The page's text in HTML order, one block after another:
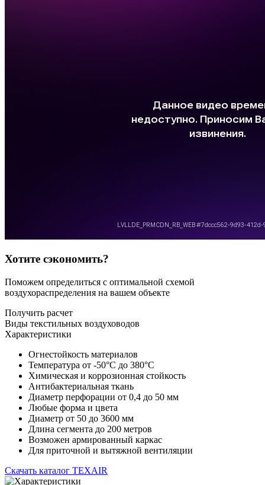
Хотите сэкономить?
Поможем определиться с оптимальной схемой
воздухораспределения на вашем объекте
Получить расчет
Виды текстильных воздуховодов
Характеристики
Огнестойкость материалов
Температура от -50°С до 380°С
Химическая и коррозионная стойкость
Антибактериальная ткань
Диаметр перфорации от 0,4 до 50 мм
Любые форма и цвета
Диаметр от 50 до 3600 мм
Длина сегмента до 200 метров
Возможен армированный каркас
Для приточной и вытяжной вентиляции
Скачать каталог TEXAIR